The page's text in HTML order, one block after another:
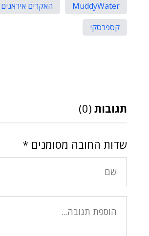
MuddyWater
האקרים איראנים
קספרסקי
תגובות (0)
שדות החובה מסומנים *